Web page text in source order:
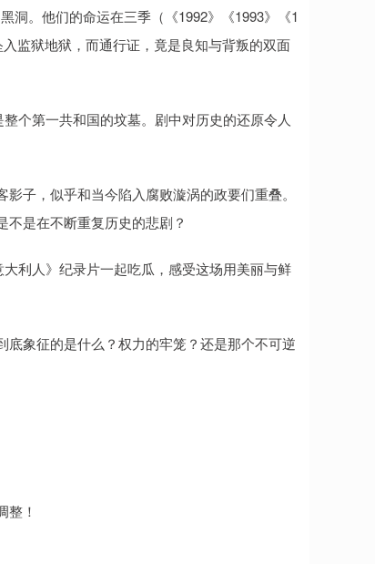
洞。他们的命运在三季（《1992》《1993》《1
监狱地狱，而通行证，竟是良知与背叛的双面
个第一共和国的坟墓。剧中对历史的还原令人
子，似乎和当今陷入腐败漩涡的政要们重叠。
是在不断重复历史的悲剧？
利人》纪录片一起吃瓜，感受这场用美丽与鲜
象征的是什么？权力的牢笼？还是那个不可逆
整！